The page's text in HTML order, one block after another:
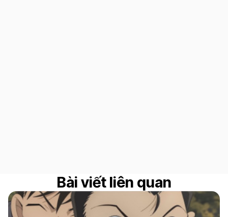
Bài viết liên quan